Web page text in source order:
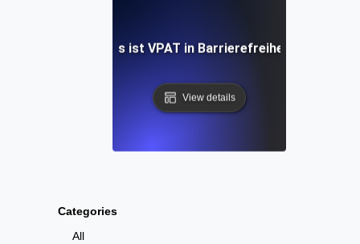
Categories
All
Was ist VPAT in Barrierefreiheit?
View details